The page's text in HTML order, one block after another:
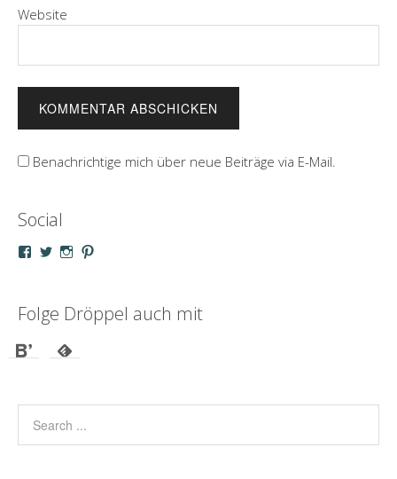
Website
Benachrichtige mich über neue Beiträge via E-Mail.
Social
Profil
Facebook
anzeigen
Profil
Twitter
anzeigen
Profil
Instagram
anzeigen
Profil
Pinterest
anzeigen
Folge Dröppel auch mit